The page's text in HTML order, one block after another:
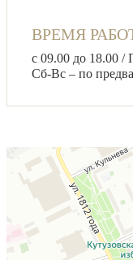
ВРЕМЯ
с 09.00 до 18.00 /
Сб-Вс – по